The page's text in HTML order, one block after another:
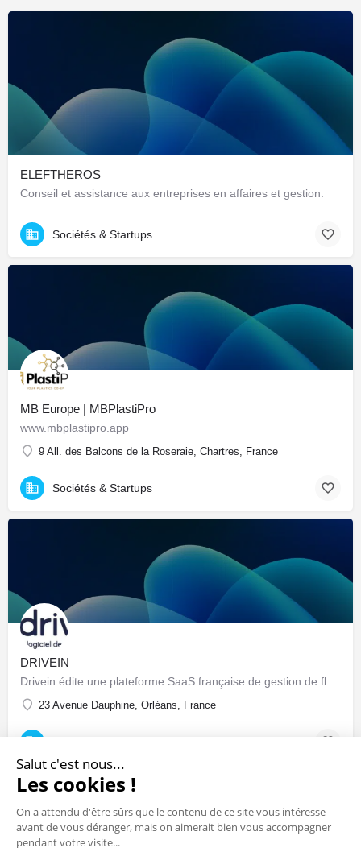
ELEFTHEROS
Conseil et assistance aux entreprises en affaires et gestion.
Sociétés & Startups
MB Europe | MBPlastiPro
www.mbplastipro.app
9 All. des Balcons de la Roseraie, Chartres, France
Sociétés & Startups
DRIVEIN
23 Avenue Dauphine, Orléans, France
Salut c'est nous...
Les cookies !
On a attendu d'être sûrs que le contenu de ce site vous intéresse
avant de vous déranger, mais on aimerait bien vous accompagner
pendant votre visite...